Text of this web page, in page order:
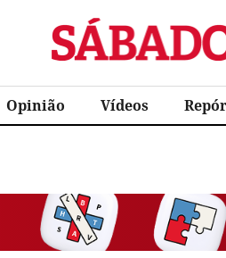
Sábado
Opinião Vídeos